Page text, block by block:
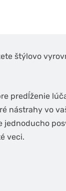
štýlovo
predĺženie
nástrahy vo
jednoducho
veci.